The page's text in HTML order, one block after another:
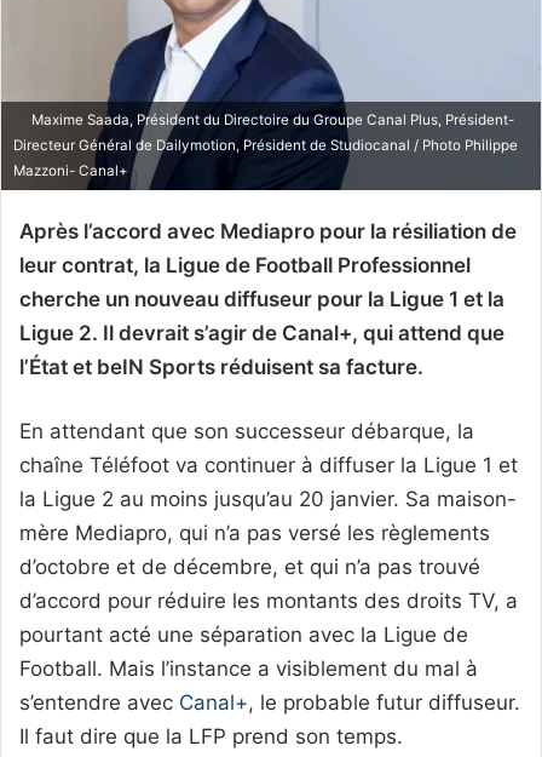
Maxime Saada, Président du Directoire du Groupe Canal Plus, Président-
Directeur Général de Dailymotion, Président de Studiocanal / Photo Philippe
Mazzoni- Canal+
Après l’accord avec Mediapro pour la résiliation de
leur contrat, la Ligue de Football Professionnel
cherche un nouveau diffuseur pour la Ligue 1 et la
Ligue 2. Il devrait s’agir de Canal+, qui attend que
l’État et beIN Sports réduisent sa facture.
En attendant que son successeur débarque, la
chaîne Téléfoot va continuer à diffuser la Ligue 1 et
la Ligue 2 au moins jusqu’au 20 janvier. Sa maison-
mère Mediapro, qui n’a pas versé les règlements
d’octobre et de décembre, et qui n’a pas trouvé
d’accord pour réduire les montants des droits TV, a
pourtant acté une séparation avec la Ligue de
Football. Mais l’instance a visiblement du mal à
s’entendre avec Canal+, le probable futur diffuseur.
Il faut dire que la LFP prend son temps.